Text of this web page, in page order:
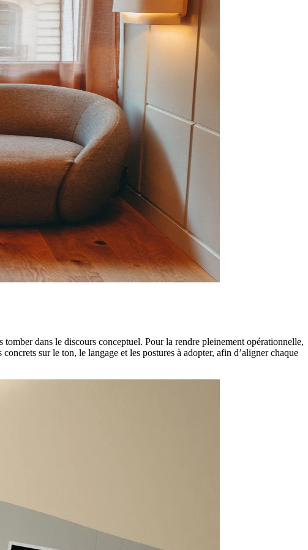
dans le discours conceptuel. Pour la rendre pleinement opérationnelle,
sur le ton, le langage et les postures à adopter, afin d’aligner chaque